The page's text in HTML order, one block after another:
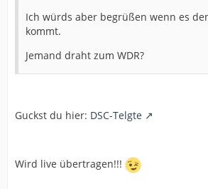
Ich würds aber begrüßen wenn es
kommt.
Jemand draht zum WDR?
Guckst du hier: DSC-Telgte
Wird live übertragen!!!